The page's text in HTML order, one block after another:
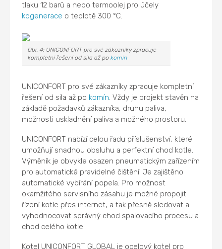
tlaku 12 barů a nebo termoolej pro účely
kogenerace o teplotě 300 °C.
Obr. 4: UNICONFORT pro své zákazníky zpracuje
kompletní řešení od sila až pokomín
UNICONFORT pro své zákazníky zpracuje kompletní
řešení od sila až po komín. Vždy je projekt stavěn na
základě požadavků zákazníka, druhu paliva,
možnosti uskladnění paliva a možného prostoru.
UNICONFORT nabízí celou řadu příslušenství, které
umožňují snadnou obsluhu a perfektní chod kotle.
Výměník je obvykle osazen pneumatickým zařízením
pro automatické pravidelné čištění. Je zajištěno
automatické vybírání popela. Pro možnost
okamžitého servisního zásahu je možné propojit
řízení kotle přes internet, a tak přesně sledovat a
vyhodnocovat správný chod spalovacího procesu a
chod celého kotle.
Kotel UNICONFORT GLOBAL je ocelový kotel pro